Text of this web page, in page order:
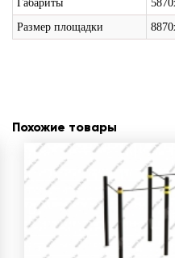
Габариты
Размер площадки
Похожие товары